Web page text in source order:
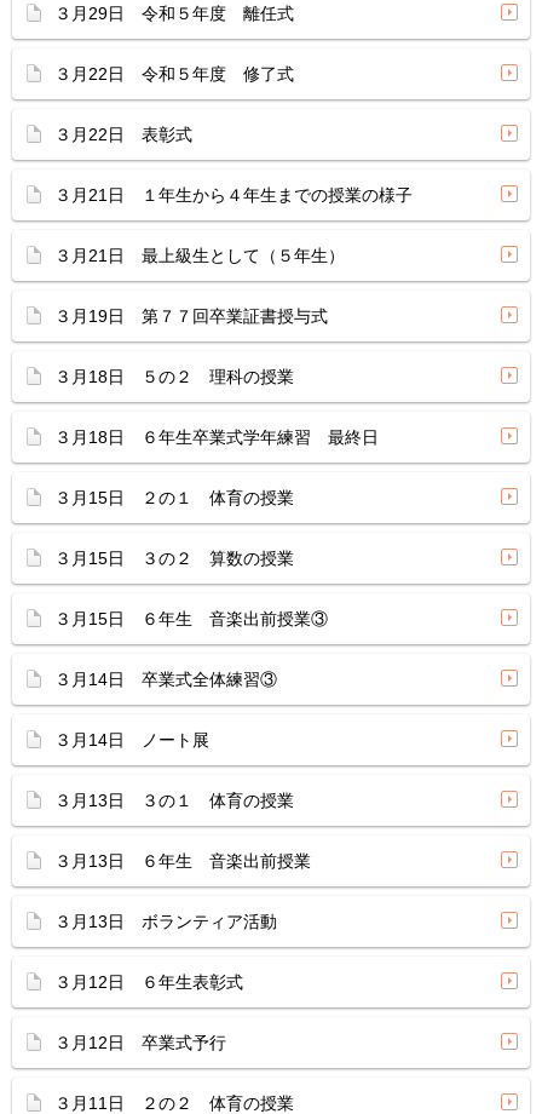
３月29日 令和５年度 離任式
３月22日 令和５年度 修了式
３月22日 表彰式
３月21日 １年生から４年生までの授業の様子
３月21日 最上級生として（５年生）
３月19日 第７７回卒業証書授与式
３月18日 ５の２ 理科の授業
３月18日 ６年生卒業式学年練習 最終日
３月15日 ２の１ 体育の授業
３月15日 ３の２ 算数の授業
３月15日 ６年生 音楽出前授業③
３月14日 卒業式全体練習③
３月14日 ノート展
３月13日 ３の１ 体育の授業
３月13日 ６年生 音楽出前授業
３月13日 ボランティア活動
３月12日 ６年生表彰式
３月12日 卒業式予行
３月11日 ２の２ 体育の授業